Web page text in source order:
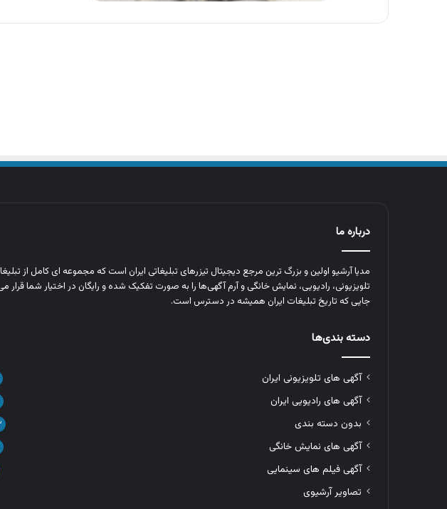
درباره ما
مدیا آرشیو اولین و بزرگ‌ ترین مرجع دیجیتال تیزرهای تبلیغاتی ایران است که مجموعه‌ ای کامل از
تلویزیونی، رادیویی، نمایش خانگی و آرم‌ آگهی‌ها را به‌ صورت تفکیک‌ شده و رایگان در اختیار شما قرار
جایی که تاریخ تبلیغات ایران همیشه در دسترس است.
دسته بندی‌ها
آگهی های تلویزیونی ایران
آگهی های رادیویی ایران
بدون دسته بندی
آگهی های نمایش خانگی
آگهی فیلم های سینمایی
تصاویر آرشیوی